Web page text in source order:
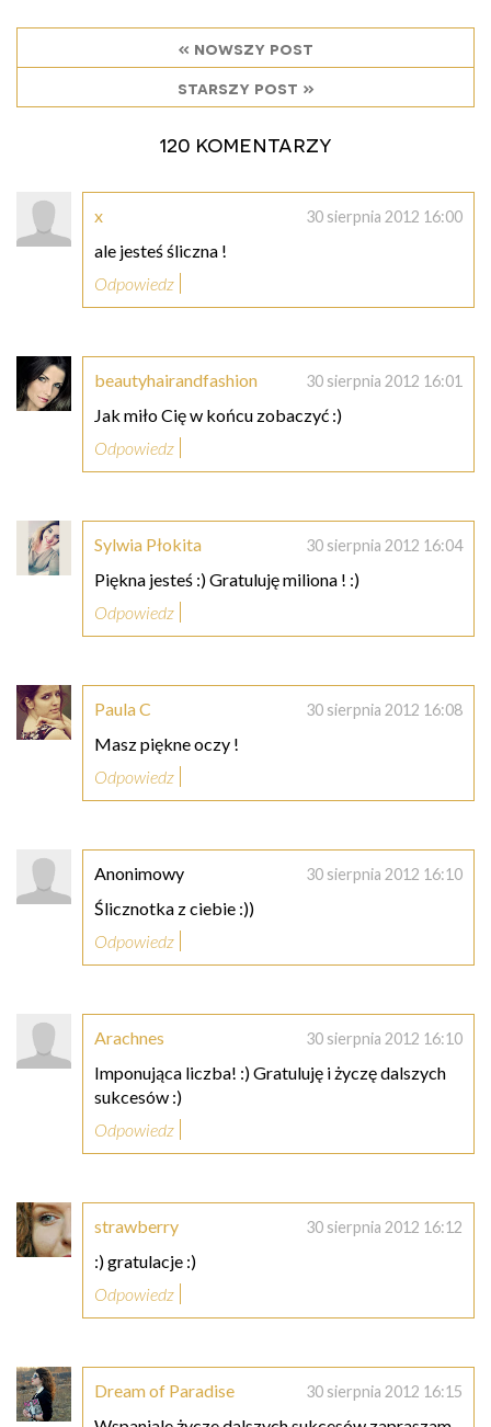
« nowszy post
starszy post »
120 komentarzy
x 30 sierpnia 2012 16:00
ale jesteś śliczna !
Odpowiedz
beautyhairandfashion 30 sierpnia 2012 16:01
Jak miło Cię w końcu zobaczyć :)
Odpowiedz
Sylwia Płokita 30 sierpnia 2012 16:04
Piękna jesteś :) Gratuluję miliona ! :)
Odpowiedz
Paula C 30 sierpnia 2012 16:08
Masz piękne oczy !
Odpowiedz
Anonimowy 30 sierpnia 2012 16:10
Ślicznotka z ciebie :))
Odpowiedz
Arachnes 30 sierpnia 2012 16:10
Imponująca liczba! :) Gratuluję i życzę dalszych
sukcesów :)
Odpowiedz
strawberry 30 sierpnia 2012 16:12
:) gratulacje :)
Odpowiedz
Dream of Paradise 30 sierpnia 2012 16:15